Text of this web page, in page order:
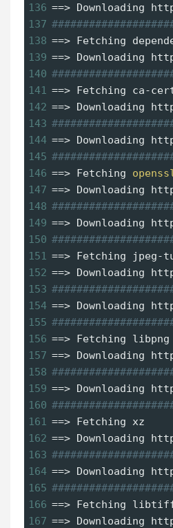
136 ==> Downloading
137
138 ==> Fetching
139 ==> Downloading
140
141 ==> Fetching ca-
142 ==> Downloading
143
144 ==> Downloading
145
146 ==> Fetching openssl
147 ==> Downloading
148
149 ==> Downloading
150
151 ==> Fetching jpeg-
152 ==> Downloading
153
154 ==> Downloading
155
156 ==> Fetching libpng
157 ==> Downloading
158
159 ==> Downloading
160
161 ==> Fetching xz
162 ==> Downloading
163
164 ==> Downloading
165
166 ==> Fetching
167 ==> Downloading